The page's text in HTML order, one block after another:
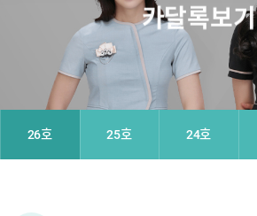
카달록보기
26호 25호 24호